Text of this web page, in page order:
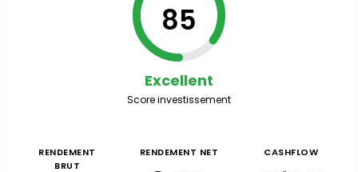
85
Excellent
Score investissement
RENDEMENT
BRUT
RENDEMENT NET CASHFLOW